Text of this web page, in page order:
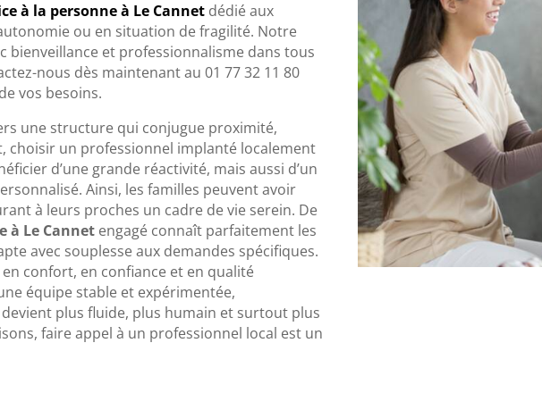
à la personne à Le Cannet dédié aux
ou en situation de fragilité. Notre
bienveillance et professionnalisme dans tous
nous dès maintenant au 01 77 32 11 80
vos besoins.
une structure qui conjugue proximité,
choisir un professionnel implanté localement
d’une grande réactivité, mais aussi d’un
Ainsi, les familles peuvent avoir
à leurs proches un cadre de vie serein. De
à Le Cannet engagé connaît parfaitement les
avec souplesse aux demandes spécifiques.
confort, en confiance et en qualité
équipe stable et expérimentée,
plus fluide, plus humain et surtout plus
faire appel à un professionnel local est un